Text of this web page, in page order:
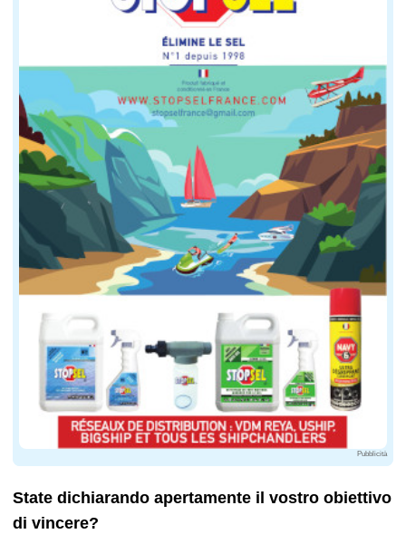
Pubblicità
State dichiarando apertamente il vostro obiettivo
di vincere?